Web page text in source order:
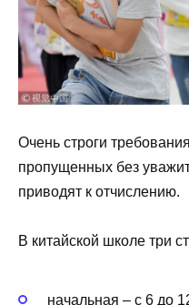
Очень строги
пропущенных без
приводят к отчислению.
В китайской школе три
начальная – с 6 до